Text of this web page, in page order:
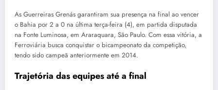
As Guerreiras Grenás garantiram sua presença na final ao vencer
o Bahia por 2 a 0 na última terça-feira (4), em partida disputada
na Fonte Luminosa, em Araraquara, São Paulo. Com essa vitória, a
Ferroviária busca conquistar o bicampeonato da competição,
tendo sido campeã anteriormente em 2014.
Trajetória das equipes até a final